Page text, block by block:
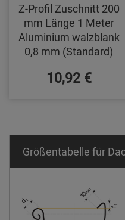
Z-Profil Zuschnitt 200
mm Länge 1 Meter
Aluminium walzblank
0,8 mm (Standard)
10,92 €
Größentabelle für